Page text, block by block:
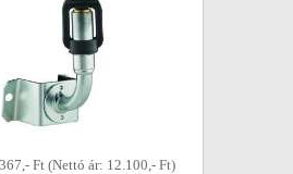
Ft (Nettó ár: 12.100,- Ft)